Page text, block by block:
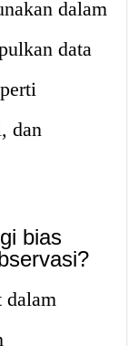
dalam
data
dan
bias
dalam